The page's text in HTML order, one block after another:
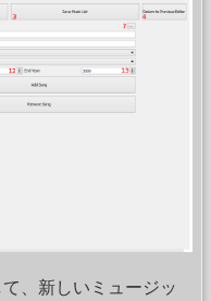
、新しいミュージッ